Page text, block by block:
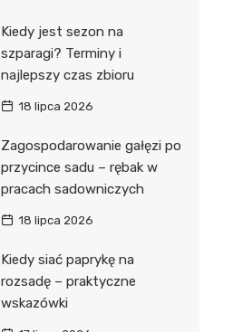
Kiedy jest sezon na
szparagi? Terminy i
najlepszy czas zbioru
18 lipca 2026
Zagospodarowanie gałęzi po
przycince sadu – rębak w
pracach sadowniczych
18 lipca 2026
Kiedy siać paprykę na
rozsadę – praktyczne
wskazówki